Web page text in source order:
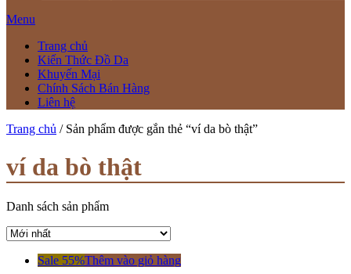
Menu
Trang chủ
Kiến Thức Đồ Da
Khuyến Mại
Chính Sách Bán Hàng
Liên hệ
Trang chủ / Sản phẩm được gắn thẻ “ví da bò thật”
ví da bò thật
Danh sách sản phẩm
Sale 55%Thêm vào giỏ hàng